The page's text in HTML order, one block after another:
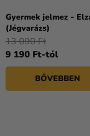
Gyermek jelmez -
(Jégvarázs)
termék
ből
4,3
csillag.
9 190 Ft-tól
13 090 Ft
BŐVEBBEN